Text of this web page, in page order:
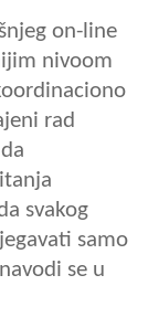
on-line
nivoom
rad
svakog
samo
se u